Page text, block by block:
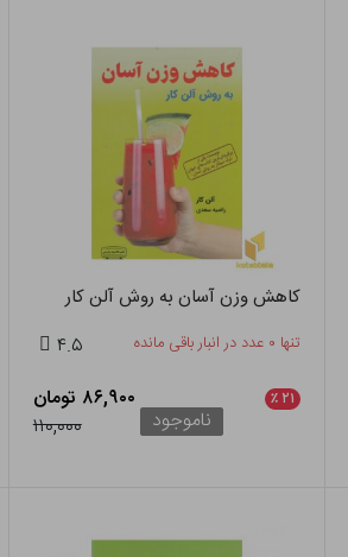
کاهش وزن آسان به روش آلن کار
تنها ۰ عدد در انبار باقی مانده ۴.۵
۲۱ ٪
۸۶,۹۰۰ تومان
۱۱۰,۰۰۰
ناموجود